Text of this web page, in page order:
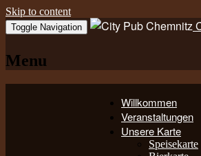
Skip to content
Toggle Navigation
Menu
Willkommen
Veranstaltungen
Unsere Karte
Speisekarte